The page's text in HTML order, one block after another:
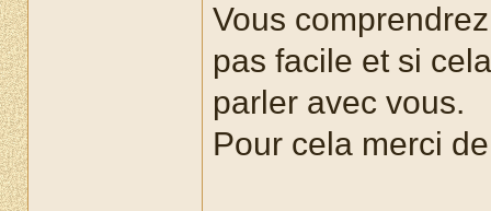
Vous
pas facile et si
parler avec vous.
Pour cela merci